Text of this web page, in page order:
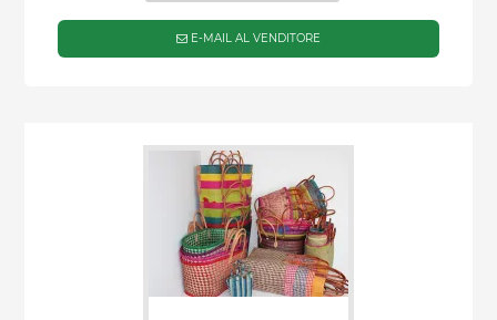
E-MAIL AL VENDITORE